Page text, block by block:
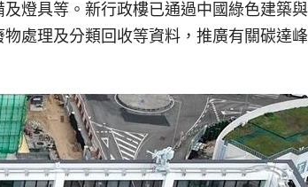
燈具等。新行政樓已通過中國綠色建築
處理及分類回收等資料，推廣有關碳達